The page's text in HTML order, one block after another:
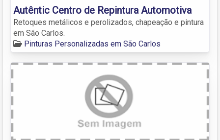
Autêntic Centro de Repintura Automotiva
Retoques metálicos e perolizados, chapeação e pintura
em São Carlos.
Pinturas Personalizadas em São Carlos